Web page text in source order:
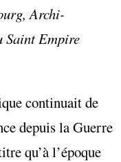
Archi-
Saint Empire
continuait de
depuis la Guerre
qu’à l’époque